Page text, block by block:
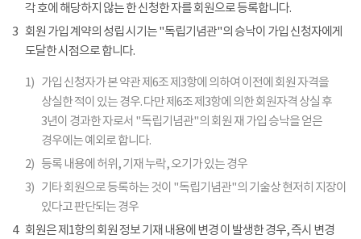
각 호에 해당하지 않는 한 신청한 자를 회원으로 등록합니다.
3 회원 가입 계약의 성립 시기는 "독립기념관"의 승낙이 가입 신청자에게
도달한 시점으로 합니다.
1) 가입 신청자가 본 약관 제6조 제3항에 의하여 이전에 회원 자격을
상실한 적이 있는 경우. 다만 제6조 제3항에 의한 회원자격 상실 후
3년이 경과한 자로서 "독립기념관"의 회원 재 가입 승낙을 얻은
경우에는 예외로 합니다.
2) 등록 내용에 허위, 기재 누락, 오기가 있는 경우
3) 기타 회원으로 등록하는 것이 "독립기념관"의 기술상 현저히 지장이
있다고 판단되는 경우
4
회원은 제1항의 회원 정보 기재 내용에 변경 이 발생한 경우, 즉시 변경